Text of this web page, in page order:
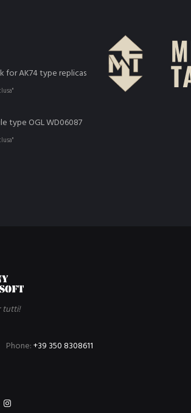
for AK74 type replicas
type OGL WD06087
tutti!
Phone:+39 350 8308611